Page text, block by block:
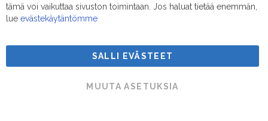
Suodatinmestarit © 2026
tämä voi vaikuttaa sivuston toimintaan. Jos haluat tietää enemmän,
lue evästekäytäntömme
SALLI EVÄSTEET
MUUTA ASETUKSIA